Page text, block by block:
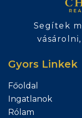
Segítek
Gyors Linkek
Főoldal
Ingatlanok
Rólam